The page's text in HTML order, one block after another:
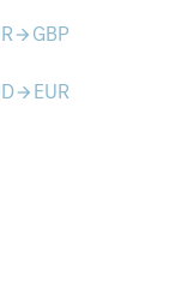
arrow_forward GBP
arrow_forward EUR